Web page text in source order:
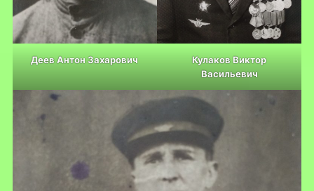
Деев Антон Захарович
Кулаков Виктор
Васильевич